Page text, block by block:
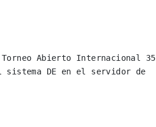
Abierto Internacional 35
sistema DE en el servidor de